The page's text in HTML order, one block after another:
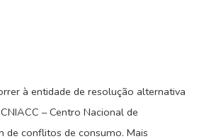
à entidade de resolução alternativa
– Centro Nacional de
de conflitos de consumo. Mais